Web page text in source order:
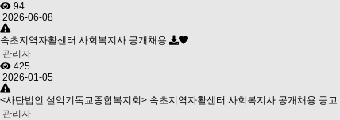
94
2026-06-08
속초지역자활센터 사회복지사 공개채용
관리자
425
2026-01-05
<사단법인 설악기독교종합복지회> 속초지역자활센터 사회복지사 공개채용 공고
관리자